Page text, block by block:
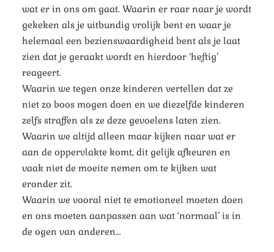
wat er in ons om gaat. Waarin er raar naar je wordt
gekeken als je uitbundig vrolijk bent en waar je
helemaal een bezienswaardigheid bent als je laat
zien dat je geraakt wordt en hierdoor ‘heftig’
reageert.
Waarin we tegen onze kinderen vertellen dat ze
niet zo boos mogen doen en we diezelfde kinderen
zelfs straffen als ze deze gevoelens laten zien.
Waarin we altijd alleen maar kijken naar wat er
aan de oppervlakte komt, dit gelijk afkeuren en
vaak niet de moeite nemen om te kijken wat
eronder zit.
Waarin we vooral niet te emotioneel moeten doen
en ons moeten aanpassen aan wat ‘normaal’ is in
de ogen van anderen…